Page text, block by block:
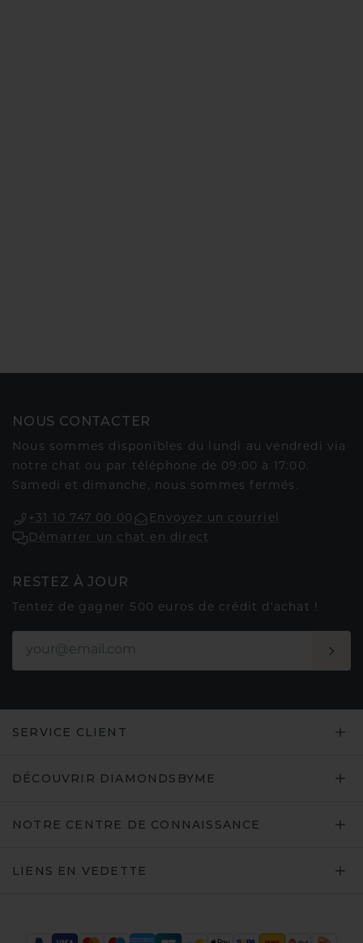
NOUS CONTACTER
Nous sommes disponibles du lundi au vendredi via
notre chat ou par téléphone de 09:00 à 17:00.
Samedi et dimanche, nous sommes fermés.
+31 10 747 00 00
Envoyez un courriel
Démarrer un chat en direct
RESTEZ À JOUR
Tentez de gagner 500 euros de crédit d'achat !
SERVICE CLIENT
DÉCOUVRIR DIAMONDSBYME
NOTRE CENTRE DE CONNAISSANCE
LIENS EN VEDETTE